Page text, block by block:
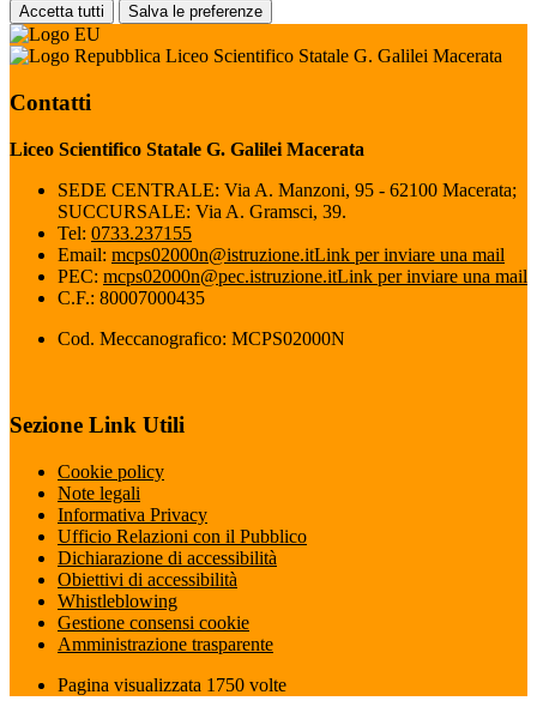
Accetta tutti Salva le preferenze
Liceo Scientifico Statale G. Galilei Macerata
Contatti
Liceo Scientifico Statale G. Galilei Macerata
SEDE CENTRALE: Via A. Manzoni, 95 - 62100 Macerata;
SUCCURSALE: Via A. Gramsci, 39.
Tel: 0733.237155
Email: mcps02000n@istruzione.itLink per inviare una mail
PEC: mcps02000n@pec.istruzione.itLink per inviare una mail
C.F.: 80007000435
Cod. Meccanografico: MCPS02000N
Sezione Link Utili
Cookie policy
Note legali
Informativa Privacy
Ufficio Relazioni con il Pubblico
Dichiarazione di accessibilità
Obiettivi di accessibilità
Whistleblowing
Gestione consensi cookie
Amministrazione trasparente
Pagina visualizzata 1750 volte